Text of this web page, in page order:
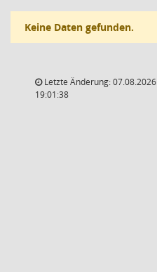
Keine Daten gefunden.
Letzte Änderung: 07.08.2026
19:01:38